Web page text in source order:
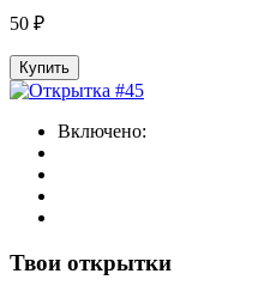
50 ₽
Купить
Включено:
Твои открытки